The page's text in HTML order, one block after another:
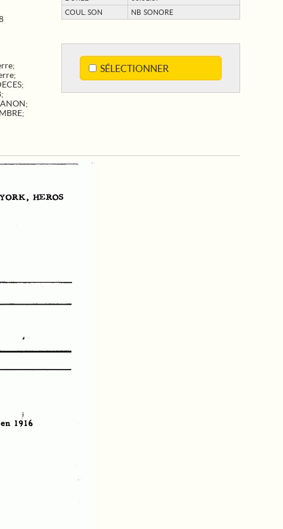
COUL. SON
NB SONORE
SÉLECTIONNER
;
;
;
;
;
;